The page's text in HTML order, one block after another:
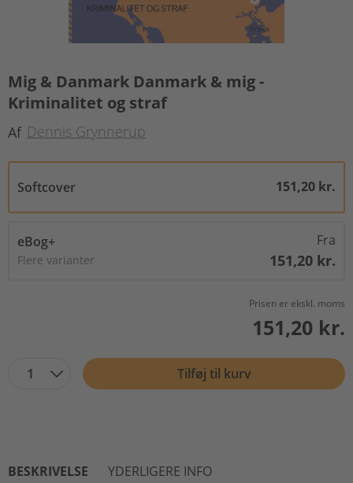
Mig & Danmark Danmark & mig -
Kriminalitet og straf
Af Dennis Grynnerup
Softcover 151,20 kr.
eBog+
Flere varianter
Fra
151,20 kr.
Prisen er ekskl. moms
151,20 kr.
1 Tilføj til kurv
BESKRIVELSE YDERLIGERE INFO